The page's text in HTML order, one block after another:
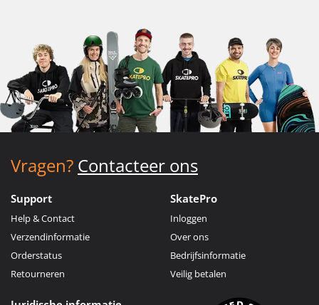
Vragen? Contacteer ons
Support
Help & Contact
Verzendinformatie
Orderstatus
Retourneren
SkatePro
Inloggen
Over ons
Bedrijfsinformatie
Veilig betalen